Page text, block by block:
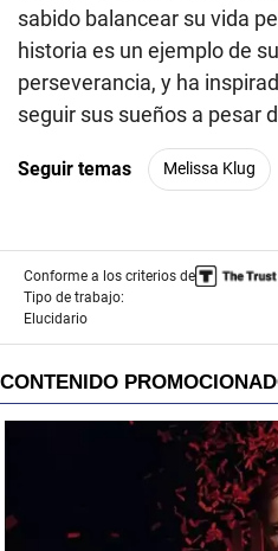
sabido balancear su vida
historia es un ejemplo de
perseverancia, y ha
seguir sus sueños a pesar
Seguir temas Melissa Klug
Conforme a los criterios de
Tipo de trabajo:
Elucidario